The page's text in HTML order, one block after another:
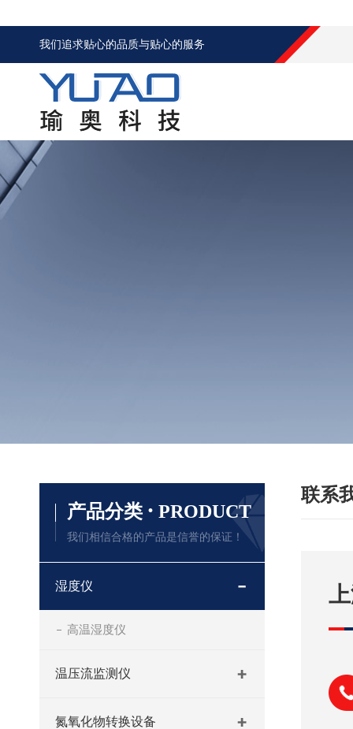
我们追求贴心的品质与贴心的服务
产品分类 · PRODUCT
我们相信合格的产品是信誉的保证！
湿度仪
高温湿度仪
温压流监测仪
氮氧化物转换设备
联系